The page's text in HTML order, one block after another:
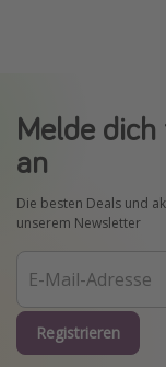
Melde
an
Die besten Deals und
unserem Newsletter
Registrieren